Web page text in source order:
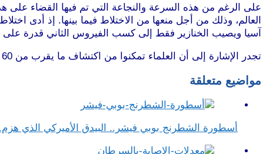
على الرغم من هذه السرعة والنجاعة التي تم فيها القضاء على
آسيا ويصيب الخنازير فقط إلى كسب الفيروس الثاني قدرة على
تجدر الإشارة إلى أن العلماء تمكنوا من اكتشاف ما يقرب من 60 فيروسا من سلالة “H1N1” إلى حد الآن.
مواضيع متعلقة
أسطورة الشطرنج بوبي فيشر.. البيدق الأميركي الذي